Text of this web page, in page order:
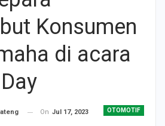
Konsumen
di acara
OTOMOTIF
On Jul 17, 2023